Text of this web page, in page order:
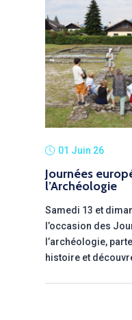
01 Juin 26
Journées
l’Archéologie
Samedi 13 et
l’occasion des
l’archéologie,
histoire et